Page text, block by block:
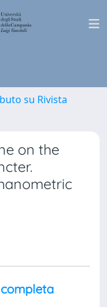
su Rivista
on the